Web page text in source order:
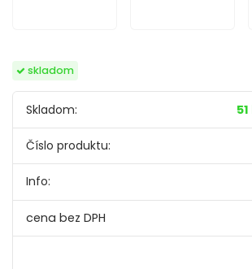
skladom
Skladom:
Číslo produktu:
Info: